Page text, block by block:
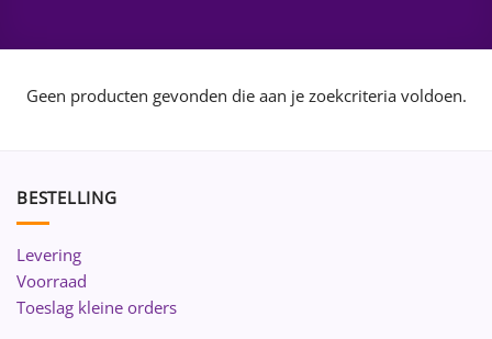
Geen producten gevonden die aan je zoekcriteria voldoen.
BESTELLING
Levering
Voorraad
Toeslag kleine orders